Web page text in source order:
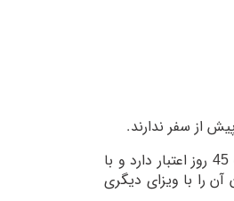
از سفر ندارند.
: برای سفر بیشتر از دو هفته، نیاز به اخذ ویزا از تاجیکستان دارید. این ویزا به مدت 45 روز اعتبار دارد و با
آن را با ویزای دیگری